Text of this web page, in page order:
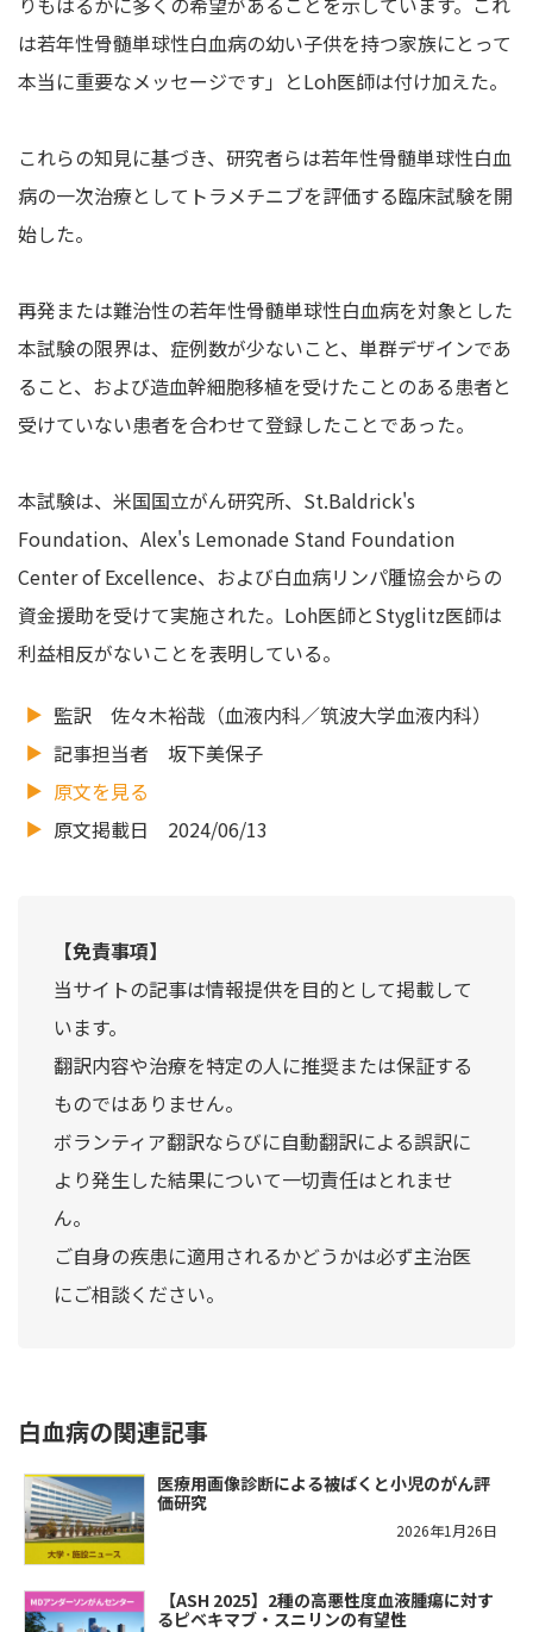
は若年性骨髄単球性白血病の幼い子供を持つ家族にとって
本当に重要なメッセージです」とLoh医師は付け加えた。
これらの知見に基づき、研究者らは若年性骨髄単球性白血
病の一次治療としてトラメチニブを評価する臨床試験を開
始した。
再発または難治性の若年性骨髄単球性白血病を対象とした
本試験の限界は、症例数が少ないこと、単群デザインであ
ること、および造血幹細胞移植を受けたことのある患者と
受けていない患者を合わせて登録したことであった。
本試験は、米国国立がん研究所、St.Baldrick's
Foundation、Alex's Lemonade Stand Foundation
Center of Excellence、および白血病リンパ腫協会からの
資金援助を受けて実施された。Loh医師とStyglitz医師は
利益相反がないことを表明している。
監訳 佐々木裕哉（血液内科／筑波大学血液内科）
記事担当者 坂下美保子
原文を見る
原文掲載日 2024/06/13
【免責事項】
当サイトの記事は情報提供を目的として掲載して
います。
翻訳内容や治療を特定の人に推奨または保証する
ものではありません。
ボランティア翻訳ならびに自動翻訳による誤訳に
より発生した結果について一切責任はとれませ
ん。
ご自身の疾患に適用されるかどうかは必ず主治医
にご相談ください。
白血病の関連記事
医療用画像診断による被ばくと小児のがん評
価研究
2026年1月26日
​【ASH 2025】2種の高悪性度血液腫瘍に対す
るピベキマブ・スニリンの有望性